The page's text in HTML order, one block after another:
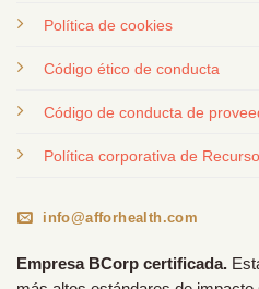
Política de cookies
Código ético de conducta
Código de conducta de
Política corporativa de
info@afforhealth.com
Empresa BCorp certificada.